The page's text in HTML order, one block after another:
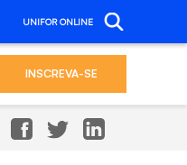
UNIFOR ONLINE
INSCREVA-SE